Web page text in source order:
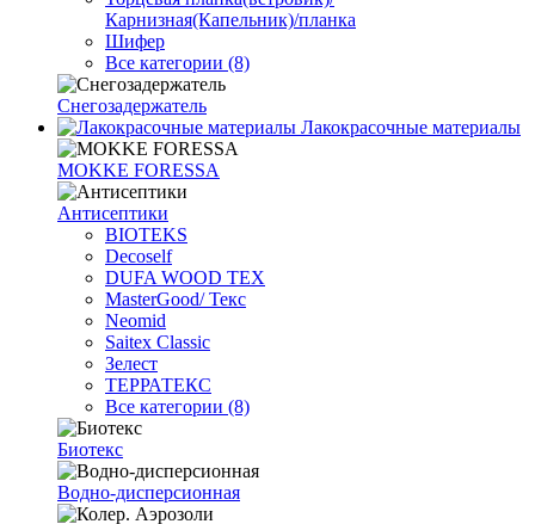
Карнизная(Капельник)/планка
Шифер
Все категории (8)
Снегозадержатель
Лакокрасочные материалы
MOKKE FORESSA
Антисептики
BIOTEKS
Decoself
DUFA WOOD TEX
MasterGood/ Текс
Neomid
Saitex Classic
Зелест
ТЕРРАТЕКС
Все категории (8)
Биотекс
Водно-дисперсионная